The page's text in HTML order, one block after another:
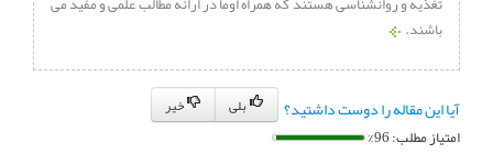
باشند.
آیا این مقاله را دوست داشتید؟
امتیاز مطلب: 96%